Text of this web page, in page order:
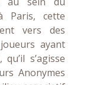
Paris, cette
vers des
ayant
s’agisse
Anonymes